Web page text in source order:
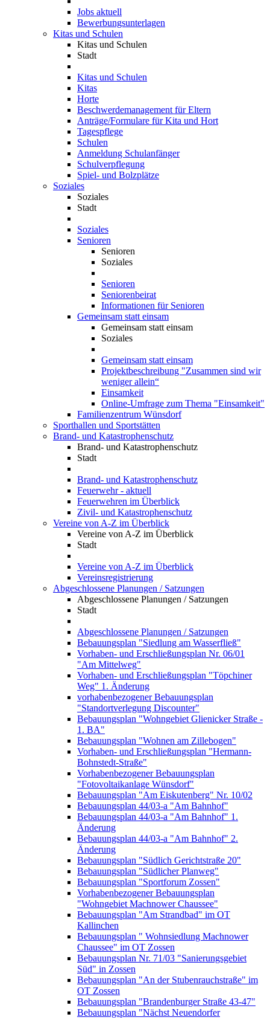
Jobs aktuell
Bewerbungsunterlagen
Kitas und Schulen
Kitas und Schulen
Stadt
Kitas und Schulen
Kitas
Horte
Beschwerdemanagement für Eltern
Anträge/Formulare für Kita und Hort
Tagespflege
Schulen
Anmeldung Schulanfänger
Schulverpflegung
Spiel- und Bolzplätze
Soziales
Soziales
Stadt
Soziales
Senioren
Senioren
Soziales
Senioren
Seniorenbeirat
Informationen für Senioren
Gemeinsam statt einsam
Gemeinsam statt einsam
Soziales
Gemeinsam statt einsam
Projektbeschreibung "Zusammen sind wir
weniger allein“
Einsamkeit
Online-Umfrage zum Thema "Einsamkeit"
Familienzentrum Wünsdorf
Sporthallen und Sportstätten
Brand- und Katastrophenschutz
Brand- und Katastrophenschutz
Stadt
Brand- und Katastrophenschutz
Feuerwehr - aktuell
Feuerwehren im Überblick
Zivil- und Katastrophenschutz
Vereine von A-Z im Überblick
Vereine von A-Z im Überblick
Stadt
Vereine von A-Z im Überblick
Vereinsregistrierung
Abgeschlossene Planungen / Satzungen
Abgeschlossene Planungen / Satzungen
Stadt
Abgeschlossene Planungen / Satzungen
Bebauungsplan "Siedlung am Wasserfließ"
Vorhaben- und Erschließungsplan Nr. 06/01
"Am Mittelweg"
Vorhaben- und Erschließungsplan "Töpchiner
Weg" 1. Änderung
vorhabenbezogener Bebauungsplan
"Standortverlegung Discounter"
Bebauungsplan "Wohngebiet Glienicker Straße -
1. BA"
Bebauungsplan "Wohnen am Zillebogen"
Vorhaben- und Erschließungsplan "Hermann-
Bohnstedt-Straße"
Vorhabenbezogener Bebauungsplan
"Fotovoltaikanlage Wünsdorf"
Bebauungsplan "Am Eiskutenberg" Nr. 10/02
Bebauungsplan 44/03-a "Am Bahnhof"
Bebauungsplan 44/03-a "Am Bahnhof" 1.
Änderung
Bebauungsplan 44/03-a "Am Bahnhof" 2.
Änderung
Bebauungsplan "Südlich Gerichtstraße 20"
Bebauungsplan "Südlicher Planweg"
Bebauungsplan "Sportforum Zossen"
Vorhabenbezogener Bebauungsplan
"Wohngebiet Machnower Chaussee"
Bebauungsplan "Am Strandbad" im OT
Kallinchen
Bebauungsplan " Wohnsiedlung Machnower
Chaussee" im OT Zossen
Bebauungsplan Nr. 71/03 "Sanierungsgebiet
Süd" in Zossen
Bebauungsplan "An der Stubenrauchstraße" im
OT Zossen
Bebauungsplan "Brandenburger Straße 43-47"
Bebauungsplan "Nächst Neuendorfer